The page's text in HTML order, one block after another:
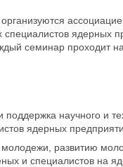
ядерных
семинар проходит
поддержка научного и
ядерных
развитию
и специалистов на